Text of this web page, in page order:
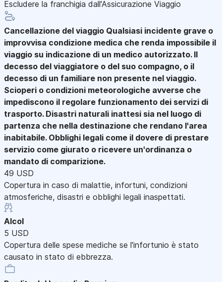
Escludere la franchigia dall'Assicurazione Viaggio
Cancellazione del viaggio Qualsiasi incidente grave o
improvvisa condizione medica che renda impossibile il
viaggio su indicazione di un medico autorizzato. Il
decesso del viaggiatore o del suo compagno, o il
decesso di un familiare non presente nel viaggio.
Scioperi o condizioni meteorologiche avverse che
impediscono il regolare funzionamento dei servizi di
trasporto. Disastri naturali inattesi sia nel luogo di
partenza che nella destinazione che rendano l'area
inabitabile. Obblighi legali come il dovere di prestare
servizio come giurato o ricevere un'ordinanza o
mandato di comparizione.
49 USD
Copertura in caso di malattie, infortuni, condizioni
atmosferiche, disastri e obblighi legali inaspettati.
Alcol
5 USD
Copertura delle spese mediche se l'infortunio è stato
causato in stato di ebbrezza.